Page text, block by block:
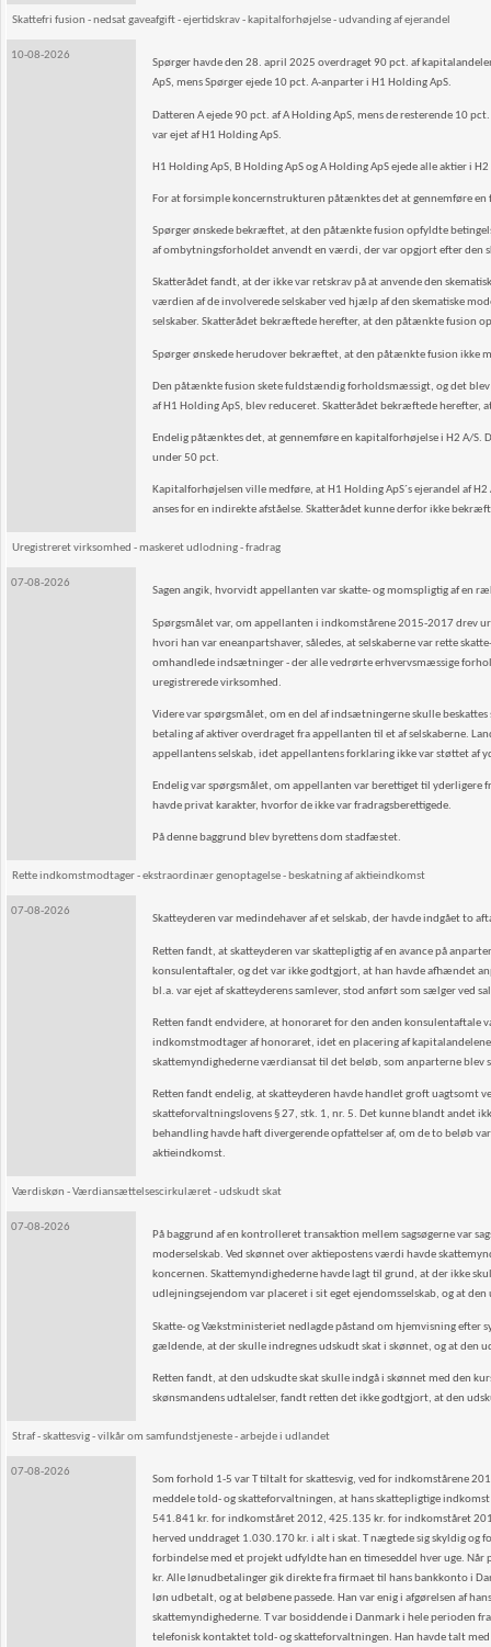
Skattefri fusion - nedsat gaveafgift - ejertidskrav - kapitalforhøjelse - udvanding af ejerandel
10-08-2026
Spørger havde den 28. april 2025 overdraget 90 pct. af
ApS, mens Spørger ejede 10 pct. A-anparter i H1 Holding ApS.
Datteren A ejede 90 pct. af A Holding ApS, mens de resterende 10
var ejet af H1 Holding ApS.
H1 Holding ApS, B Holding ApS og A Holding ApS ejede alle aktier i
For at forsimple koncernstrukturen påtænktes det at gennemføre en
Spørger ønskede bekræftet, at den påtænkte fusion opfyldte
af ombytningsforholdet anvendt en værdi, der var opgjort efter den
Skatterådet fandt, at der ikke var retskrav på at anvende den
værdien af de involverede selskaber ved hjælp af den skematiske
selskaber. Skatterådet bekræftede herefter, at den påtænkte fusion
Spørger ønskede herudover bekræftet, at den påtænkte fusion ikke
Den påtænkte fusion skete fuldstændig forholdsmæssigt, og det
af H1 Holding ApS, blev reduceret. Skatterådet bekræftede herefter,
Endelig påtænktes det, at gennemføre en kapitalforhøjelse i H2 A/S.
under 50 pct.
Kapitalforhøjelsen ville medføre, at H1 Holding ApS´s ejerandel af
anses for en indirekte afståelse. Skatterådet kunne derfor ikke
Uregistreret virksomhed - maskeret udlodning - fradrag
07-08-2026
Sagen angik, hvorvidt appellanten var skatte- og momspligtig af
Spørgsmålet var, om appellanten i indkomstårene 2015-2017 drev
hvori han var eneanpartshaver, således, at selskaberne var rette
omhandlede indsætninger - der alle vedrørte erhvervsmæssige
uregistrerede virksomhed.
Videre var spørgsmålet, om en del af indsætningerne skulle
betaling af aktiver overdraget fra appellanten til et af selskaberne.
appellantens selskab, idet appellantens forklaring ikke var støttet af
Endelig var spørgsmålet, om appellanten var berettiget til
havde privat karakter, hvorfor de ikke var fradragsberettigede.
På denne baggrund blev byrettens dom stadfæstet.
Rette indkomstmodtager - ekstraordinær genoptagelse - beskatning af aktieindkomst
07-08-2026
Skatteyderen var medindehaver af et selskab, der havde indgået to
Retten fandt, at skatteyderen var skattepligtig af en avance på
konsulentaftaler, og det var ikke godtgjort, at han havde afhændet
bl.a. var ejet af skatteyderens samlever, stod anført som sælger ved
Retten fandt endvidere, at honoraret for den anden konsulentaftale
indkomstmodtager af honoraret, idet en placering af
skattemyndighederne værdiansat til det beløb, som anparterne
Retten fandt endelig, at skatteyderen havde handlet groft uagtsomt
skatteforvaltningslovens § 27, stk. 1, nr. 5. Det kunne blandt andet
behandling havde haft divergerende opfattelser af, om de to beløb
aktieindkomst.
Værdiskøn - Værdiansættelsescirkulæret - udskudt skat
07-08-2026
På baggrund af en kontrolleret transaktion mellem sagsøgerne var
moderselskab. Ved skønnet over aktiepostens værdi havde
koncernen. Skattemyndighederne havde lagt til grund, at der ikke
udlejningsejendom var placeret i sit eget ejendomsselskab, og at
Skatte- og Vækstministeriet nedlagde påstand om hjemvisning efter
gældende, at der skulle indregnes udskudt skat i skønnet, og at den
Retten fandt, at den udskudte skat skulle indgå i skønnet med den
skønsmandens udtalelser, fandt retten det ikke godtgjort, at den
Straf - skattesvig - vilkår om samfundstjeneste - arbejde i udlandet
07-08-2026
Som forhold 1-5 var T tiltalt for skattesvig, ved for indkomstårene
meddele told- og skatteforvaltningen, at hans skattepligtige
541.841 kr. for indkomståret 2012, 425.135 kr. for indkomståret
herved unddraget 1.030.170 kr. i alt i skat. T nægtede sig skyldig og
forbindelse med et projekt udfyldte han en timeseddel hver uge.
kr. Alle lønudbetalinger gik direkte fra firmaet til hans bankkonto i
løn udbetalt, og at beløbene passede. Han var enig i afgørelsen af
skattemyndighederne. T var bosiddende i Danmark i hele perioden
telefonisk kontaktet told- og skatteforvaltningen. Han havde talt